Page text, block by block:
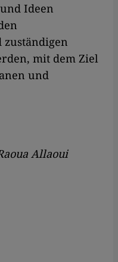
Ideen
mit dem Ziel
und
Allaoui